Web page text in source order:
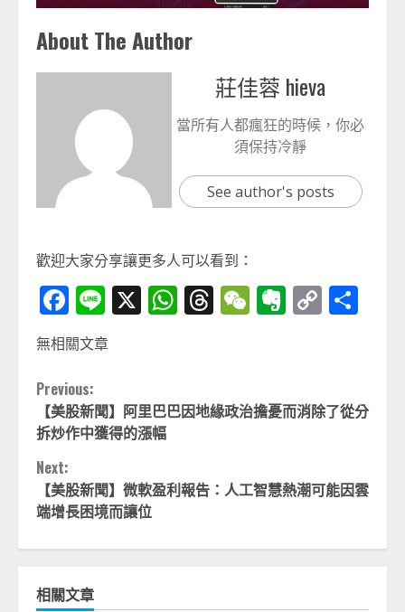
About The Author
莊佳蓉 hieva
當所有人都瘋狂的時候，你必
須保持冷靜
See author's posts
歡迎大家分享讓更多人可以看到：
Facebook
Line
X WhatsApp
Threads
WeChat
Evernote
Copy
無相關文章
Continue
Reading
Previous:
【美股新聞】阿里巴巴因地緣政治擔憂而消除了從分
拆炒作中獲得的漲幅
Next:
【美股新聞】微軟盈利報告：人工智慧熱潮可能因雲
端增長困境而讓位
相關文章